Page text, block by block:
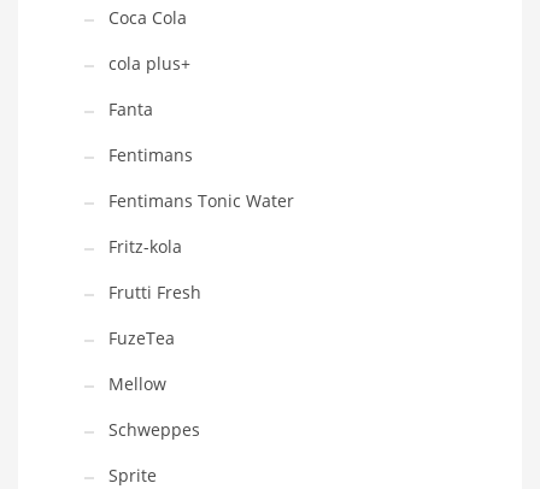
Coca Cola
cola plus+
Fanta
Fentimans
Fentimans Tonic Water
Fritz-kola
Frutti Fresh
FuzeTea
Mellow
Schweppes
Sprite